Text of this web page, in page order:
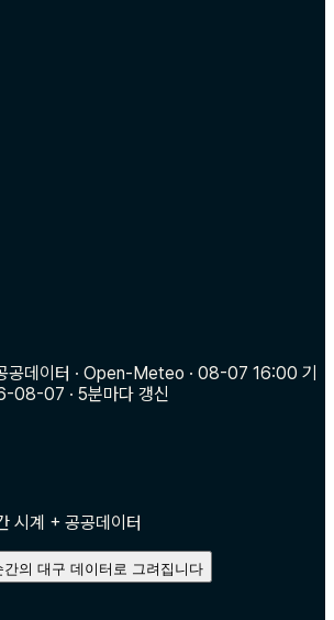
공데이터 · Open-Meteo · 08-07 16:00 기
08-07 · 5분마다 갱신
시계 + 공공데이터
간의 대구 데이터로 그려집니다